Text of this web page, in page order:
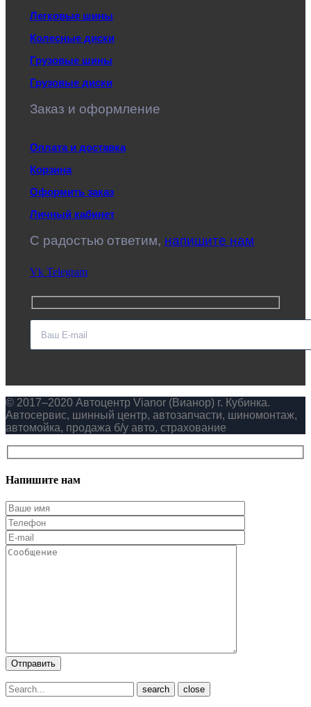
Легковые шины
Колесные диски
Грузовые шины
Грузовые диски
Заказ и оформление
Оплата и доставка
Корзина
Оформить заказ
Личный кабинет
C радостью ответим, напишите нам
Vk Telegram
© 2017–2020 Автоцентр Vianor (Вианор) г. Кубинка.
Автосервис, шинный центр, автозапчасти, шиномонтаж,
автомойка, продажа б/у авто, страхование
Напишите нам
close